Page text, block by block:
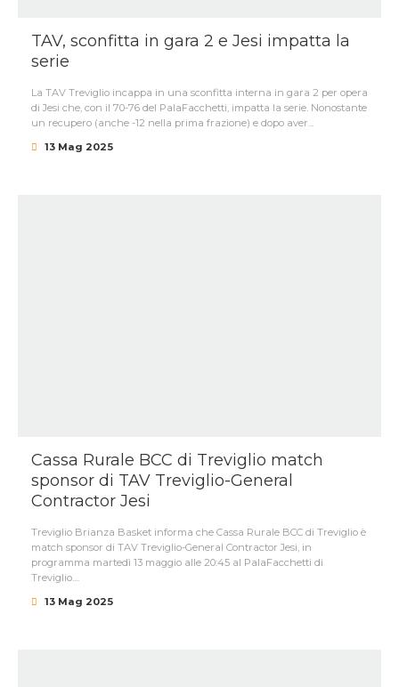
TAV, sconfitta in gara 2 e Jesi impatta la
serie
La TAV Treviglio incappa in una sconfitta interna in gara 2 per opera
di Jesi che, con il 70-76 del PalaFacchetti, impatta la serie. Nonostante
un recupero (anche -12 nella prima frazione) e dopo aver...
13 Mag 2025
Cassa Rurale BCC di Treviglio match
sponsor di TAV Treviglio-General
Contractor Jesi
Treviglio Brianza Basket informa che Cassa Rurale BCC di Treviglio è
match sponsor di TAV Treviglio-General Contractor Jesi, in
programma martedì 13 maggio alle 20:45 al PalaFacchetti di
Treviglio....
13 Mag 2025